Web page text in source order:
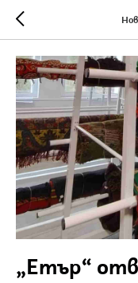
„Етър“